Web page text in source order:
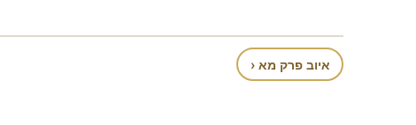
איוב פרק מא ‹